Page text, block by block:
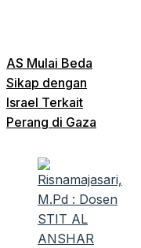
AS Mulai Beda
Sikap dengan
Israel Terkait
Perang di Gaza